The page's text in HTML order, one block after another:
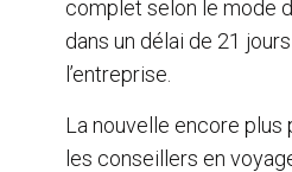
complet selon le mode
dans un délai de 21
l’entreprise.
La nouvelle encore
les conseillers en